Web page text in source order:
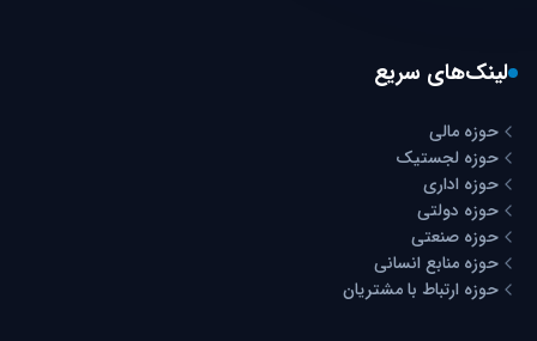
لینک‌های سریع
حوزه مالی
حوزه لجستیک
حوزه اداری
حوزه دولتی
حوزه صنعتی
حوزه منابع انسانی
حوزه ارتباط با مشتریان